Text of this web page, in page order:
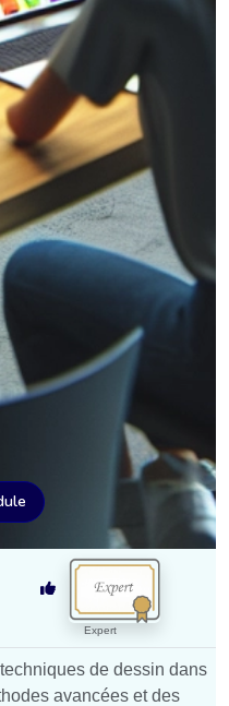
Expert
de dessin dans
avancées et des